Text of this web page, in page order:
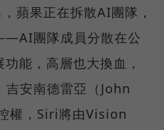
蘋果正在拆散AI團隊，
團隊成員分散在公
能，高層也大換血，
安南德雷亞（John
權，Siri將由Vision